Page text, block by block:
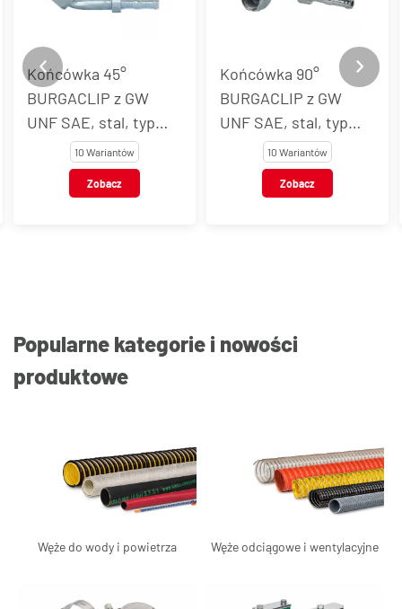
Końcówka 90°
BURGACLIP z GW
UNF SAE, stal, typ
10 Wariantów
Zobacz
Końcówka rurkowa
BURGACLIP z GW
UNF, stal, typ 54704
11 Wariantów
Zobacz
Popularne kategorie i nowości
produktowe
Węże do wody i powietrza Węże odciągowe i wentylacyjne